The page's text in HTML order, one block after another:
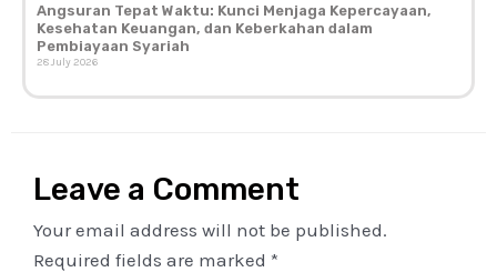
Angsuran Tepat Waktu: Kunci Menjaga Kepercayaan,
Kesehatan Keuangan, dan Keberkahan dalam
Pembiayaan Syariah
28 July 2026
Leave a Comment
Your email address will not be published.
Required fields are marked *